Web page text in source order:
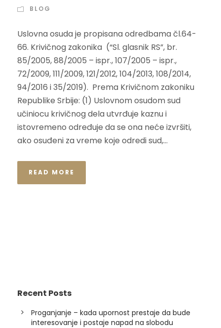
BLOG
Uslovna osuda je propisana odredbama čl.64-
66. Krivičnog zakonika (“Sl. glasnik RS”, br.
85/2005, 88/2005 – ispr., 107/2005 – ispr.,
72/2009, 111/2009, 121/2012, 104/2013, 108/2014,
94/2016 i 35/2019). Prema Krivičnom zakoniku
Republike Srbije: (1) Uslovnom osudom sud
učiniocu krivičnog dela utvrđuje kaznu i
istovremeno određuje da se ona neće izvršiti,
ako osuđeni za vreme koje odredi sud,...
READ MORE
Recent Posts
Proganjanje – kada upornost prestaje da bude
interesovanje i postaje napad na slobodu